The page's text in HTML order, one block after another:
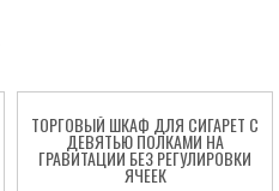
ТОРГОВЫЙ ШКАФ ДЛЯ СИГАРЕТ С
ДЕВЯТЬЮ ПОЛКАМИ НА
ГРАВИТАЦИИ БЕЗ РЕГУЛИРОВКИ
ЯЧЕЕК